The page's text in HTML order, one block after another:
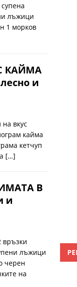
лъжици
1 морков
КАЙМА
и
вкус
кайма
кетчуп
[…]
В
и
връзки
лъжици
черен
на